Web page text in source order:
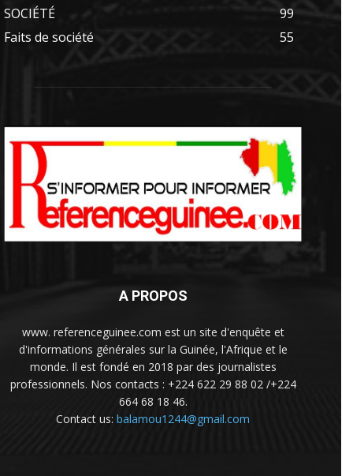
SOCIÉTÉ
99
Faits de société
55
A PROPOS
www. referenceguinee.com est un site d'enquête et
d'informations générales sur la Guinée, l'Afrique et le
monde. Il est fondé en 2018 par des journalistes
professionnels. Nos contacts : +224 622 29 88 02 /+224
664 68 18 46.
Contact us: balamou1244@gmail.com